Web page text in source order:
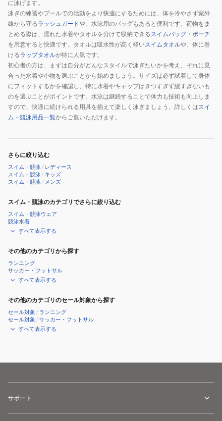
に泳げます。
泳ぎの練習やプールでの活動をより快適にするためには、体を冷やさず紫外
線から守るラッシュガードや、水泳用のバッグもあると便利です。荷物をま
とめる際は、濡れた水着やタオルを分けて収納できるスイムバッグ・ポーチ
を用意すると快適です。タオルは吸水性が高く軽いスイムタオルや、体に巻
けるラップタオルが特に人気です。
初心者の方は、まずは自分がどんなスタイルで泳ぎたいかを考え、それに見
合った水着や小物を選ぶことから始めましょう。サイズは必ず試着して身体
にフィットするかを確認し、特に水着やキャップはきつすぎず緩すぎないも
のを選ぶことがポイントです。水泳は継続することで体力も技術も向上しま
すので、快適に続けられる用具を揃えて楽しく泳ぎましょう。詳しくはスイ
ム・競泳用品一覧からご覧いただけます。
さらに絞り込む
スイム・競泳/ レディース
スイム・競泳/ キッズ
スイム・競泳/ メンズ
スイム・競泳のカテゴリでさらに絞り込む
スイム・競泳ウェア
競泳水着
すべて表示する
その他のカテゴリから探す
ランニング
サッカー・フットサル
すべて表示する
その他のカテゴリのセール対象から探す
セール対象 / ランニング
セール対象 /サッカー・フットサル
すべて表示する
サポート